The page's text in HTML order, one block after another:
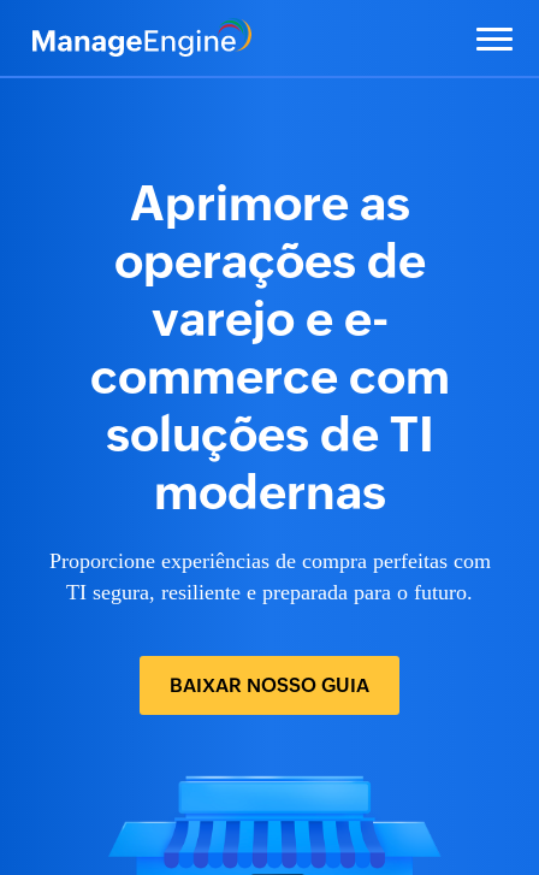
Aprimore as
operações de
varejo e e-
commerce com
soluções de TI
modernas
Proporcione experiências de compra perfeitas com
TI segura, resiliente e preparada para o futuro.
BAIXAR NOSSO GUIA